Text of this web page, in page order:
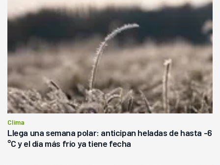
Clima
Llega una semana polar: anticipan heladas de hasta -6
°C y el día más frío ya tiene fecha